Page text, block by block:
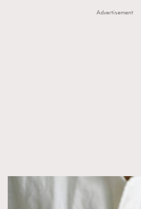
Advertisement